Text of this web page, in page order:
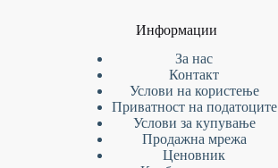
Информации
За нас
Контакт
Услови на користење
Приватност на податоците
Услови за купување
Продажна мрежа
Ценовник